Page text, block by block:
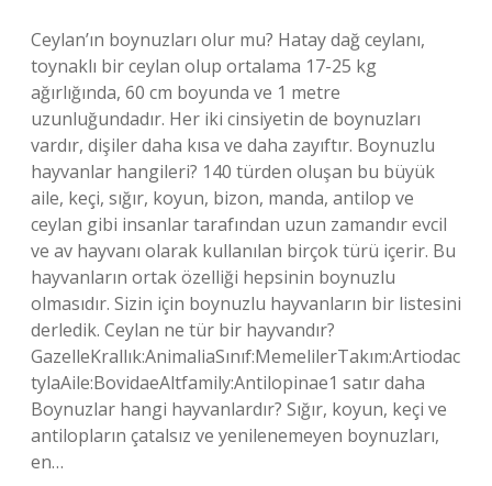
Ceylan’ın boynuzları olur mu? Hatay dağ ceylanı,
toynaklı bir ceylan olup ortalama 17-25 kg
ağırlığında, 60 cm boyunda ve 1 metre
uzunluğundadır. Her iki cinsiyetin de boynuzları
vardır, dişiler daha kısa ve daha zayıftır. Boynuzlu
hayvanlar hangileri? 140 türden oluşan bu büyük
aile, keçi, sığır, koyun, bizon, manda, antilop ve
ceylan gibi insanlar tarafından uzun zamandır evcil
ve av hayvanı olarak kullanılan birçok türü içerir. Bu
hayvanların ortak özelliği hepsinin boynuzlu
olmasıdır. Sizin için boynuzlu hayvanların bir listesini
derledik. Ceylan ne tür bir hayvandır?
GazelleKrallık:AnimaliaSınıf:MemelilerTakım:Artiodac
tylaAile:BovidaeAltfamily:Antilopinae1 satır daha
Boynuzlar hangi hayvanlardır? Sığır, koyun, keçi ve
antilopların çatalsız ve yenilenemeyen boynuzları,
en…